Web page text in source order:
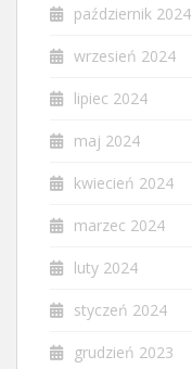
październik 2024
wrzesień 2024
lipiec 2024
maj 2024
kwiecień 2024
marzec 2024
luty 2024
styczeń 2024
grudzień 2023